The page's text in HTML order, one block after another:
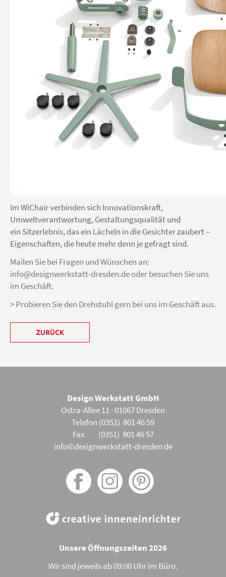
Im WiChair verbinden sich Innovationskraft,
Umweltverantwortung, Gestaltungsqualität und
ein Sitzerlebnis, das ein Lächeln in die Gesichter zaubert–
Eigenschaften, die heute mehr denn je gefragt sind.
Mailen Sie bei Fragen und Wünschen an:
info@designwerkstatt-dresden.de oder besuchen Sie uns
im Geschäft.
> Probieren Sie den Drehstuhl gern bei uns im Geschäft aus.
ZURÜCK
Design Werkstatt GmbH
Ostra-Allee 11 · 01067 Dresden
Telefon (0351) 801 46 59
Fax (0351) 801 46 57
info©designwerkstatt-dresden.de
Unsere Öffnungszeiten 2026
Wir sind jeweils ab 09:00 Uhr im Büro.